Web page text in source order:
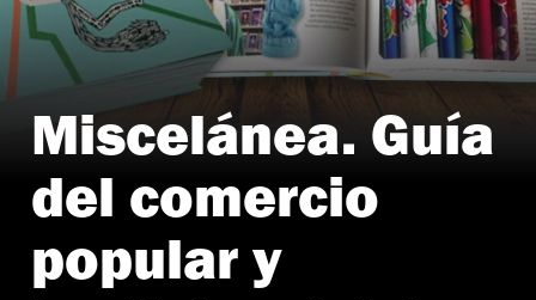
Miscelánea. Guía
del comercio
popular y